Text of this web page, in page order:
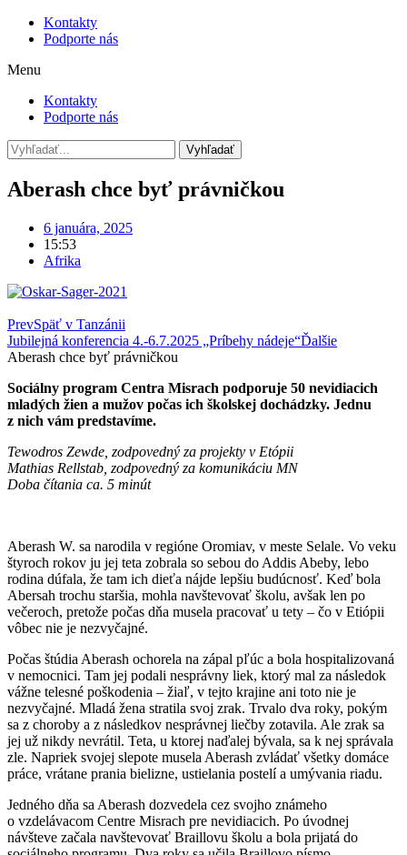
Kontakty
Podporte nás
Menu
Kontakty
Podporte nás
Vyhľadať
Aberash chce byť právničkou
6 januára, 2025
15:53
Afrika
PrevSpäť v Tanzánii
Jubilejná konferencia 4.-6.7.2025 „Príbehy nádeje“Ďalšie
Aberash chce byť právničkou
Sociálny program Centra Misrach podporuje 50 nevidiacich
mladých žien a mužov počas ich školskej dochádzky. Jednu
z nich vám predstavíme.
Tewodros Zewde, zodpovedný za projekty v Etópii
Mathias Rellstab, zodpovedný za komunikáciu MN
Doba čítania ca. 5 minút
Aberash W. sa narodila v regióne Oromiav, v meste Selale. Vo veku
štyroch rokov ju jej teta zobrala so sebou do Addis Abeby, lebo
rodina dúfala, že tam ich dieťa nájde lepšiu budúcnosť. Keď bola
Abersah trochu staršia, mohla navštevovať školu, avšak len po
večeroch, pretože počas dňa musela pracovať u tety – čo v Etiópii
vôbec nie je nezvyčajné.
Počas štúdia Aberash ochorela na zápal pľúc a bola hospitalizovaná
v nemocnici. Tam jej podali nesprávny liek, ktorý mal za následok
vážne telesné poškodenia – žiaľ, v tejto krajine ani toto nie je
nezvyčajné. Mladá žena stratila svoj zrak. Trvalo dva roky, pokým
sa z choroby a z následkov nesprávnej liečby zotavila. Ale zrak sa
jej už nikdy nevrátil. Teta, u ktorej naďalej bývala, sa k nej správala
zle. Napriek svojej slepote musela Aberash zvládať všetky domáce
práce, vrátane prania bielizne, ustielania postelí a umývania riadu.
Jedného dňa sa Aberash dozvedela cez svojho známeho
o vzdelávacom Centre Misrach pre nevidiacich. Po úvodnej
návšteve začala navštevovať Braillovu školu a bola prijatá do